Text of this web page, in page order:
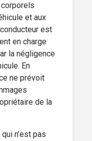
et aux
est
en charge
la négligence
En
ne prévoit
de la
n’est pas